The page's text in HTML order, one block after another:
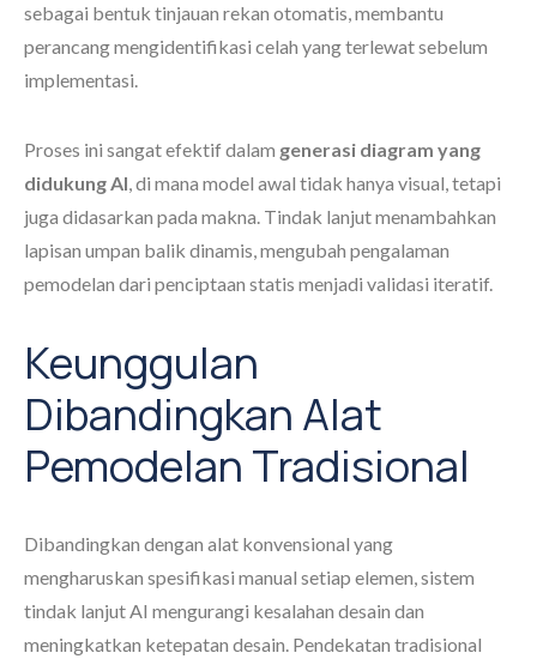
sebagai bentuk tinjauan rekan otomatis, membantu
perancang mengidentifikasi celah yang terlewat sebelum
implementasi.
Proses ini sangat efektif dalam generasi diagram yang
didukung AI, di mana model awal tidak hanya visual, tetapi
juga didasarkan pada makna. Tindak lanjut menambahkan
lapisan umpan balik dinamis, mengubah pengalaman
pemodelan dari penciptaan statis menjadi validasi iteratif.
Keunggulan
Dibandingkan Alat
Pemodelan Tradisional
Dibandingkan dengan alat konvensional yang
mengharuskan spesifikasi manual setiap elemen, sistem
tindak lanjut AI mengurangi kesalahan desain dan
meningkatkan ketepatan desain. Pendekatan tradisional